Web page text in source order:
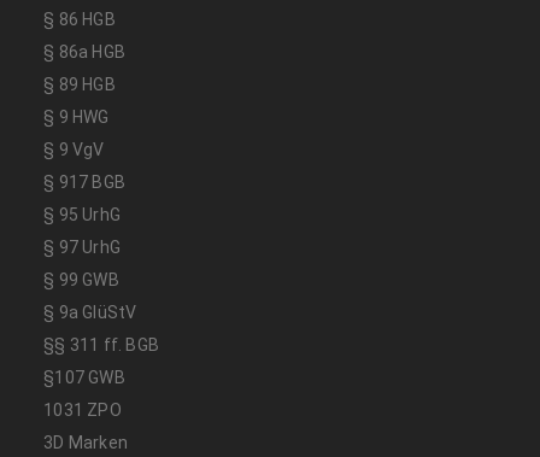
§ 86 HGB
§ 86a HGB
§ 89 HGB
§ 9 HWG
§ 9 VgV
§ 917 BGB
§ 95 UrhG
§ 97 UrhG
§ 99 GWB
§ 9a GlüStV
§§ 311 ff. BGB
§107 GWB
1031 ZPO
3D Marken